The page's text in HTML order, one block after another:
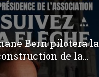
Bern pilotera la
de la...